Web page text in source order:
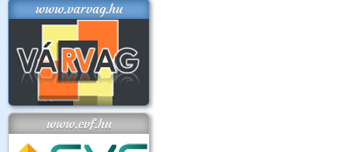
www.varvag.hu
www.cvf.hu